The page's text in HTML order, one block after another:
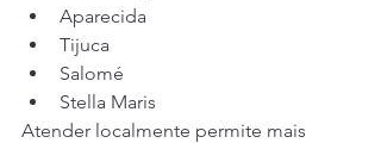
Aparecida
Tijuca
Salomé
Stella Maris
Atender localmente permite mais